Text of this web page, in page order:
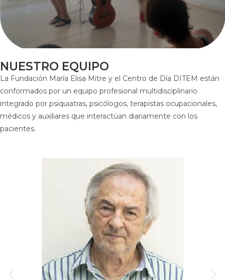
NUESTRO EQUIPO
La Fundación María Elisa Mitre y el Centro de Día DITEM están
conformados por un equipo profesional multidisciplinario
integrado por psiquiatras, psicólogos, terapistas ocupacionales,
médicos y auxiliares que interactúan diariamente con los
pacientes.